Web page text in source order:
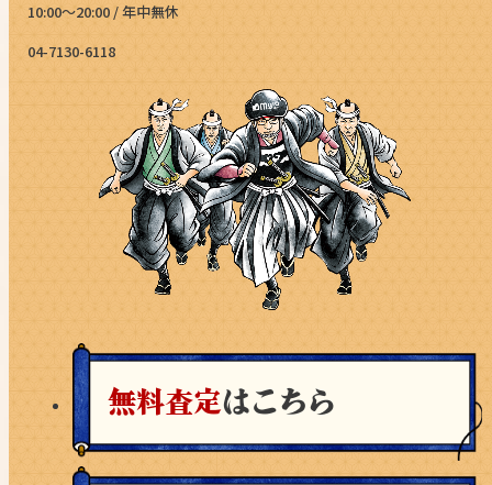
10:00～20:00 / 年中無休
04-7130-6118
無料査定はこちら